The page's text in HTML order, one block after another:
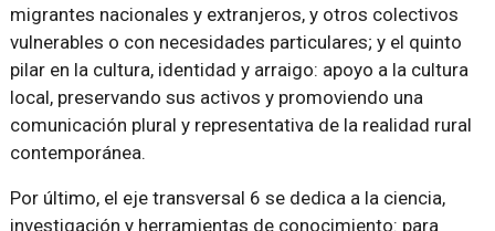
migrantes nacionales y extranjeros, y otros colectivos
vulnerables o con necesidades particulares; y el quinto
pilar en la cultura, identidad y arraigo: apoyo a la cultura
local, preservando sus activos y promoviendo una
comunicación plural y representativa de la realidad rural
contemporánea.
Por último, el eje transversal 6 se dedica a la ciencia,
investigación y herramientas de conocimiento: para